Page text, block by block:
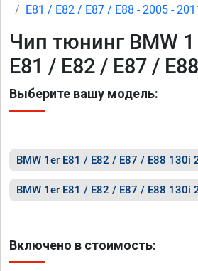
E81 / E82 / E87 / E88 - 2005 -
Чип тюнинг BMW
E81 / E82 / E87 /
Выберите вашу модель:
BMW 1er E81 / E82 / E87 / E88 130i
BMW 1er E81 / E82 / E87 / E88 130i
Включено в стоимость: